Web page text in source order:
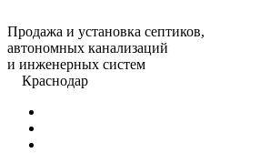
Продажа и установка септиков,
автономных канализаций
и инженерных систем
Краснодар